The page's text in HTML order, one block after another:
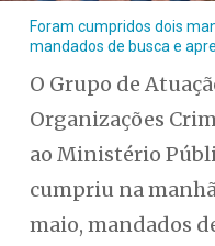
Foram cumpridos dois
mandados de busca e
O Grupo de
Organizações
ao Ministério
cumpriu na
maio, mandados